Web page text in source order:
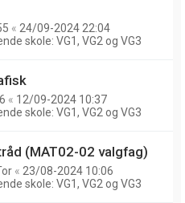
« 24/09-2024 22:04
skole: VG1, VG2 og VG3
« 12/09-2024 10:37
skole: VG1, VG2 og VG3
(MAT02-02 valgfag)
« 23/08-2024 10:06
skole: VG1, VG2 og VG3